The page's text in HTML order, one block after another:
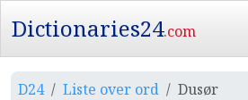
Dictionaries24.com
D24 Liste over ord Dusør